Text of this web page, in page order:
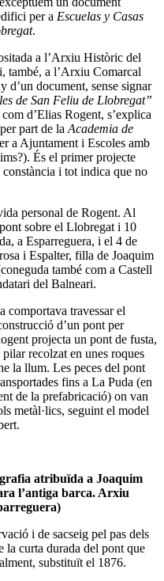
per a Escuelas y Casas
.
a l’Arxiu Històric del
també, a l’Arxiu Comarcal
d’un document, sense signar
de San Feliu de Llobregat”
d’Elias Rogent, s’explica
part de la Academia de
a Ajuntament i Escoles amb
És el primer projecte
i tot indica que no
personal de Rogent. Al
sobre el Llobregat i 10
a Esparreguera, i el 4 de
i Espalter, filla de Joaquim
també com a Castell
del Balneari.
comportava travessar el
d’un pont per
projecta un pont de fusta,
recolzat en unes roques
la llum. Les peces del pont
fins a La Puda (en
de la prefabricació) on van
metàl·lics, seguint el model
atribuïda a Joaquim
l’antiga barca. Arxiu
i de sacseig pel pas dels
la curta durada del pont que
substituït el 1876.